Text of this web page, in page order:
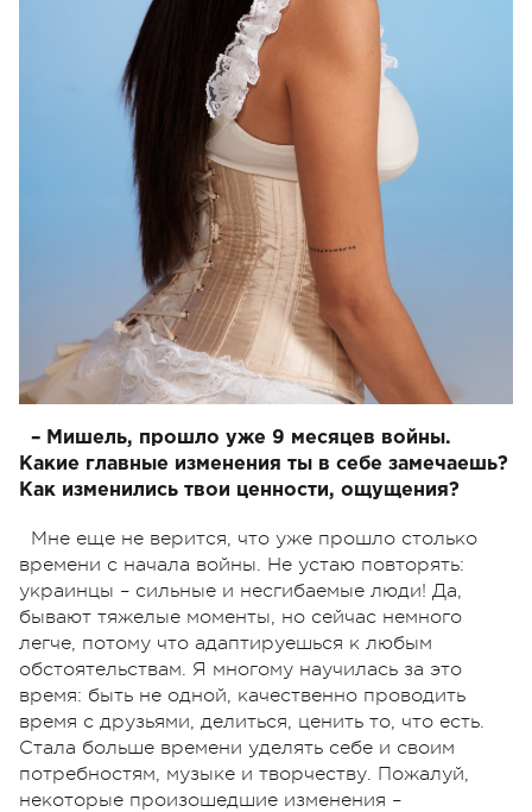
– Мишель, прошло уже 9 месяцев войны.
Какие главные изменения ты в себе замечаешь?
Как изменились твои ценности, ощущения?
Мне еще не верится, что уже прошло столько
времени с начала войны. Не устаю повторять:
украинцы – сильные и несгибаемые люди! Да,
бывают тяжелые моменты, но сейчас немного
легче, потому что адаптируешься к любым
обстоятельствам. Я многому научилась за это
время: быть не одной, качественно проводить
время с друзьями, делиться, ценить то, что есть.
Стала больше времени уделять себе и своим
потребностям, музыке и творчеству. Пожалуй,
некоторые произошедшие изменения –